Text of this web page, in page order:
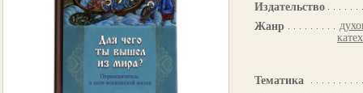
Издательство
Жанр
Тематика